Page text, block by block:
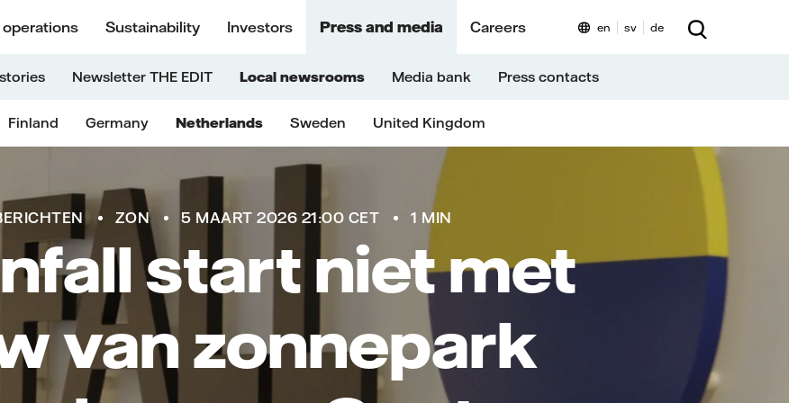
operations Sustainability Investors Press and media Careers
Newsletter THE EDIT Local newsrooms Media bank Press contacts
Finland Germany Netherlands Sweden United Kingdom
en sv de
ZON 5 MAART 2026 21:00 CET 1 MIN
start niet met
van zonnepark